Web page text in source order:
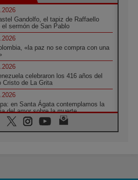
Gandolfo, el tapiz de Raffaello
el sermón de San Pablo
«la paz no se compra con una
celebraron los 416 años del
Cristo de La Grita
en Santa Ágata contemplamos la
del amor sobre la muerte
visitará el Santuario de la Madre